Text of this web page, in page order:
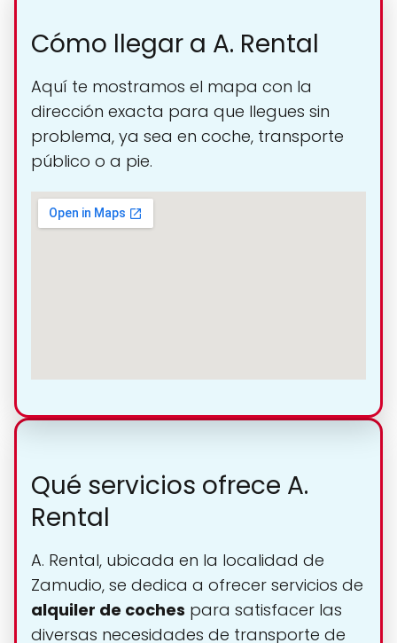
Cómo llegar a A. Rental
Aquí te mostramos el mapa con la
dirección exacta para que llegues sin
problema, ya sea en coche, transporte
público o a pie.
Qué servicios ofrece A.
Rental
A. Rental, ubicada en la localidad de
Zamudio, se dedica a ofrecer servicios de
alquiler de coches para satisfacer las
diversas necesidades de transporte de